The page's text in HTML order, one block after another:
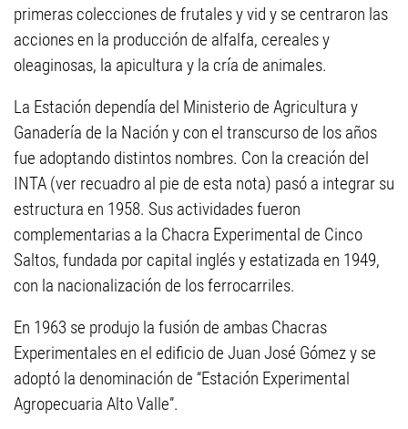
primeras colecciones de frutales y vid y se centraron las
acciones en la producción de alfalfa, cereales y
oleaginosas, la apicultura y la cría de animales.
La Estación dependía del Ministerio de Agricultura y
Ganadería de la Nación y con el transcurso de los años
fue adoptando distintos nombres. Con la creación del
INTA (ver recuadro al pie de esta nota) pasó a integrar su
estructura en 1958. Sus actividades fueron
complementarias a la Chacra Experimental de Cinco
Saltos, fundada por capital inglés y estatizada en 1949,
con la nacionalización de los ferrocarriles.
En 1963 se produjo la fusión de ambas Chacras
Experimentales en el edificio de Juan José Gómez y se
adoptó la denominación de “Estación Experimental
Agropecuaria Alto Valle”.